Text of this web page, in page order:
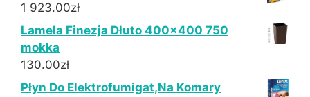
1 923.00zł
Lamela Finezja Dłuto 400x400 750
mokka
130.00zł
Płyn Do Elektrofumigat,Na Komary